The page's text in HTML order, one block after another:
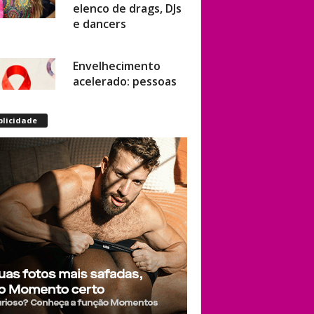
elenco de drags, DJs
e dancers
Envelhecimento
acelerado: pessoas
real, aponta
relatório
internacional
Gay de 62 anos
relembra quando,
aos 15, foi garoto de
programa por
quatro meses sem
saber: “Idiotice da
minha parte”